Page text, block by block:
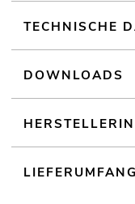
TECHNISCHE
DOWNLOADS
LIEFERUMFANG